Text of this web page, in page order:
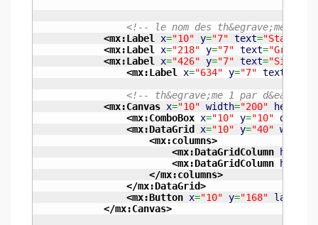
<!-- le nom des th&egrave;mes  --
<mx:Label
x="10" y="7" text="Standard
<mx:Label
x="218" y="7" text="Green
<mx:Label
x="426" y="7" text="Silver
<mx:Label
x="634" y="7" text
<!-- th&egrave;me 1 par
<mx:Canvas x="10" width="200" height
<mx:ComboBox x="10" y="10"
<mx:DataGrid
x="10" y="40" width
<mx:columns>
<mx:DataGridColumn
<mx:DataGridColumn
</mx:columns>
</mx:DataGrid>
<mx:Button x="10" y="168" label
</mx:Canvas>